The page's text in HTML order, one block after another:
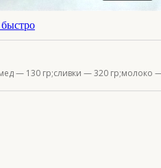
— 130 гр;сливки — 320 гр;молоко